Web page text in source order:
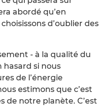
abordé qu’en
d’oublier des
- à la qualité du
hasard si nous
de l’énergie
estimons que c’est
de notre planète. C’est